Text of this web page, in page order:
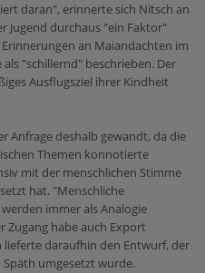
daran", erinnerte sich Nitsch an
Jugend durchaus "ein Faktor"
an Maiandachten im
"schillernd" beschrieben. Der
Ausflugsziel ihrer Kindheit
Anfrage deshalb gewandt, da die
Themen konnotierte
mit der menschlichen Stimme
hat. "Menschliche
immer als Analogie
Zugang habe auch Export
lieferte daraufhin den Entwurf, der
umgesetzt wurde.